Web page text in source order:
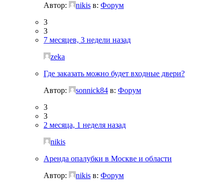
Автор:
nikis в: Форум
3
3
7 месяцев, 3 недели назад
zeka
Где заказать можно будет входные двери?
Автор:
sonnick84 в: Форум
3
3
2 месяца, 1 неделя назад
nikis
Аренда опалубки в Москве и области
Автор:
nikis в: Форум